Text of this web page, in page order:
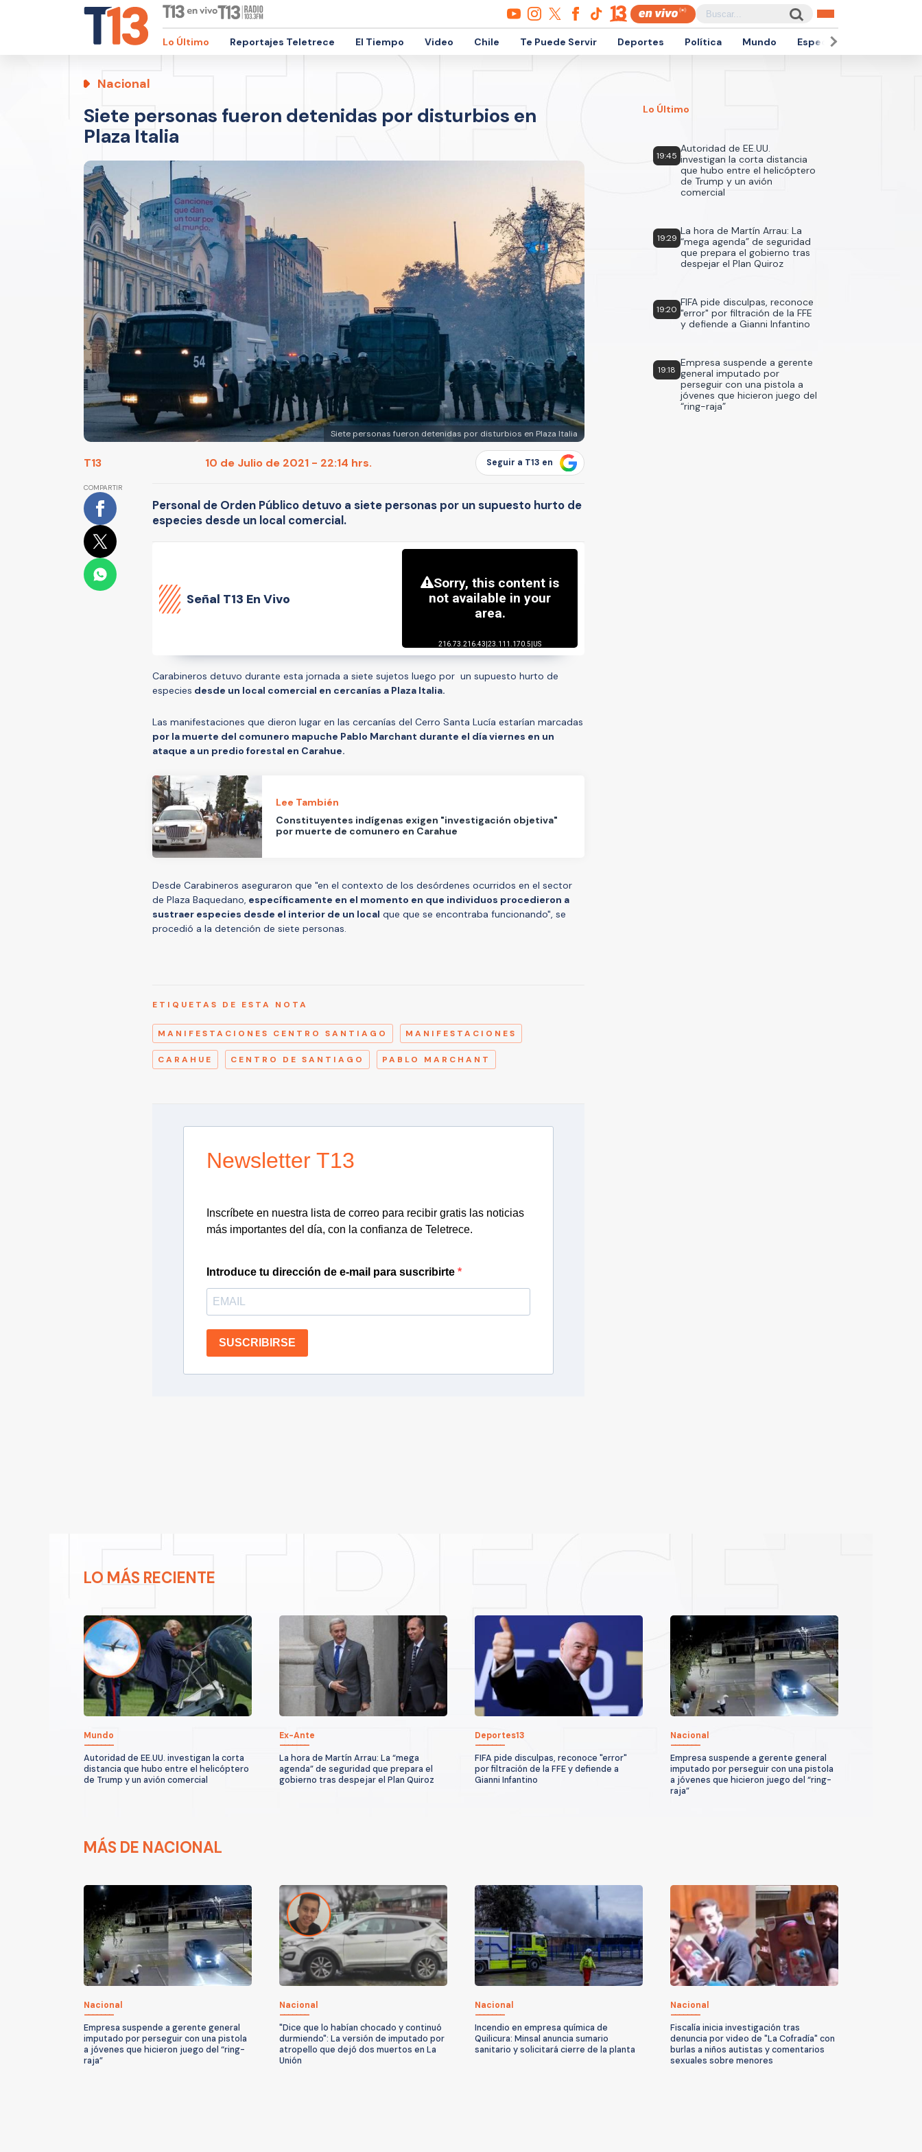
Lo Último Reportajes Teletrece El Tiempo Video Chile Te Puede Servir Deportes Política Mundo Espectáculos
Nacional
Siete personas fueron detenidas por disturbios en
Plaza Italia
Siete personas fueron detenidas por disturbios en Plaza Italia
T13 10 de Julio de 2021 - 22:14 hrs. Seguir a T13 en
COMPARTIR
Personal de Orden Público detuvo a siete personas por un supuesto hurto de
especies desde un local comercial.
Señal T13 En Vivo
Carabineros detuvo durante esta jornada a siete sujetos luego por un supuesto hurto de
especies desde un local comercial en cercanías a Plaza Italia.
Las manifestaciones que dieron lugar en las cercanías del Cerro Santa Lucía estarían marcadas
por la muerte del comunero mapuche Pablo Marchant durante el día viernes en un
ataque a un predio forestal en Carahue.
Lee También
Constituyentes indígenas exigen "investigación objetiva"
por muerte de comunero en Carahue
Desde Carabineros aseguraron que "en el contexto de los desórdenes ocurridos en el sector
de Plaza Baquedano, específicamente en el momento en que individuos procedieron a
sustraer especies desde el interior de un local que que se encontraba funcionando", se
procedió a la detención de siete personas.
ETIQUETAS DE ESTA NOTA
MANIFESTACIONES CENTRO SANTIAGO MANIFESTACIONES
CARAHUE CENTRO DE SANTIAGO PABLO MARCHANT
Newsletter T13
Inscríbete en nuestra lista de correo para recibir gratis las noticias
más importantes del día, con la confianza de Teletrece.
Introduce tu dirección de e-mail para suscribirte
SUSCRIBIRSE
Lo Último
19:45
Autoridad de EE.UU.
investigan la corta distancia
que hubo entre el helicóptero
de Trump y un avión
comercial
19:29
La hora de Martín Arrau: La
“mega agenda” de seguridad
que prepara el gobierno tras
despejar el Plan Quiroz
19:20
FIFA pide disculpas, reconoce
"error" por filtración de la FFE
y defiende a Gianni Infantino
19:18
Empresa suspende a gerente
general imputado por
perseguir con una pistola a
jóvenes que hicieron juego del
“ring-raja”
LO MÁS RECIENTE
Mundo
Autoridad de EE.UU. investigan la corta
distancia que hubo entre el helicóptero
de Trump y un avión comercial
Ex-Ante
La hora de Martín Arrau: La “mega
agenda” de seguridad que prepara el
gobierno tras despejar el Plan Quiroz
Deportes13
FIFA pide disculpas, reconoce "error"
por filtración de la FFE y defiende a
Gianni Infantino
Nacional
Empresa suspende a gerente general
imputado por perseguir con una pistola
a jóvenes que hicieron juego del “ring-
raja”
MÁS DE NACIONAL
Nacional
Empresa suspende a gerente general
imputado por perseguir con una pistola
a jóvenes que hicieron juego del “ring-
raja”
Nacional
"Dice que lo habían chocado y continuó
durmiendo": La versión de imputado por
atropello que dejó dos muertos en La
Unión
Nacional
Incendio en empresa química de
Quilicura: Minsal anuncia sumario
sanitario y solicitará cierre de la planta
Nacional
Fiscalía inicia investigación tras
denuncia por video de "La Cofradía" con
burlas a niños autistas y comentarios
sexuales sobre menores